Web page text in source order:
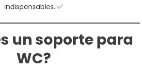
indispensables. ✅
un soporte para
WC?